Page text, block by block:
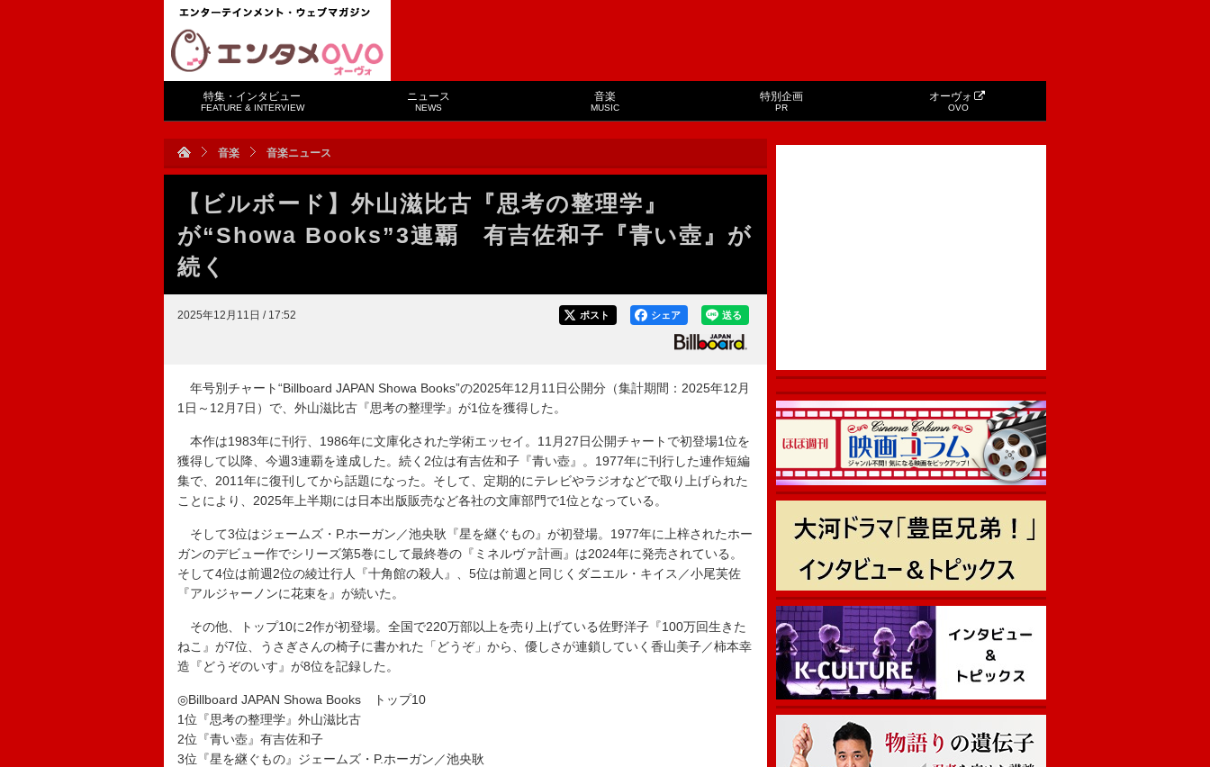
特集・インタビュー
FEATURE & INTERVIEW
ニュース
NEWS
音楽
MUSIC
特別企画
PR
オーヴォ
OVO
音楽 音楽ニュース
【ビルボード】外山滋比古『思考の整理学』
が“Showa Books”3連覇 有吉佐和子『青い壺』が
続く
2025年12月11日 / 17:52 送る
シェア
ポスト
年号別チャート“Billboard JAPAN Showa Books”の2025年12月11日公開分（集計期間：2025年12月
1日～12月7日）で、外山滋比古『思考の整理学』が1位を獲得した。
本作は1983年に刊行、1986年に文庫化された学術エッセイ。11月27日公開チャートで初登場1位を
獲得して以降、今週3連覇を達成した。続く2位は有吉佐和子『青い壺』。1977年に刊行した連作短編
集で、2011年に復刊してから話題になった。そして、定期的にテレビやラジオなどで取り上げられた
ことにより、2025年上半期には日本出版販売など各社の文庫部門で1位となっている。
そして3位はジェームズ・P.ホーガン／池央耿『星を継ぐもの』が初登場。1977年に上梓されたホー
ガンのデビュー作でシリーズ第5巻にして最終巻の『ミネルヴァ計画』は2024年に発売されている。
そして4位は前週2位の綾辻行人『十角館の殺人』、5位は前週と同じくダニエル・キイス／小尾芙佐
『アルジャーノンに花束を』が続いた。
その他、トップ10に2作が初登場。全国で220万部以上を売り上げている佐野洋子『100万回生きた
ねこ』が7位、うさぎさんの椅子に書かれた「どうぞ」から、優しさが連鎖していく香山美子／柿本幸
造『どうぞのいす』が8位を記録した。
◎Billboard JAPAN Showa Books トップ10
1位『思考の整理学』外山滋比古
2位『青い壺』有吉佐和子
3位『星を継ぐもの』ジェームズ・P.ホーガン／池央耿